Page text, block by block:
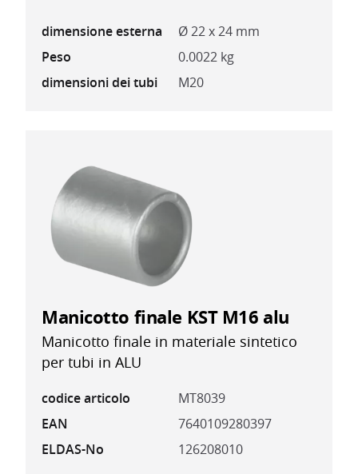
dimensione esterna
Ø 22 x 24 mm
Peso
0.0022 kg
dimensioni dei tubi
M20
Manicotto finale KST M16 alu
Manicotto finale in materiale sintetico
per tubi in ALU
codice articolo
MT8039
EAN
7640109280397
ELDAS-No
126208010